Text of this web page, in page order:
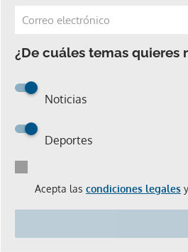
¿De cuáles temas quieres
Noticias
Deportes
Acepta las condiciones legales